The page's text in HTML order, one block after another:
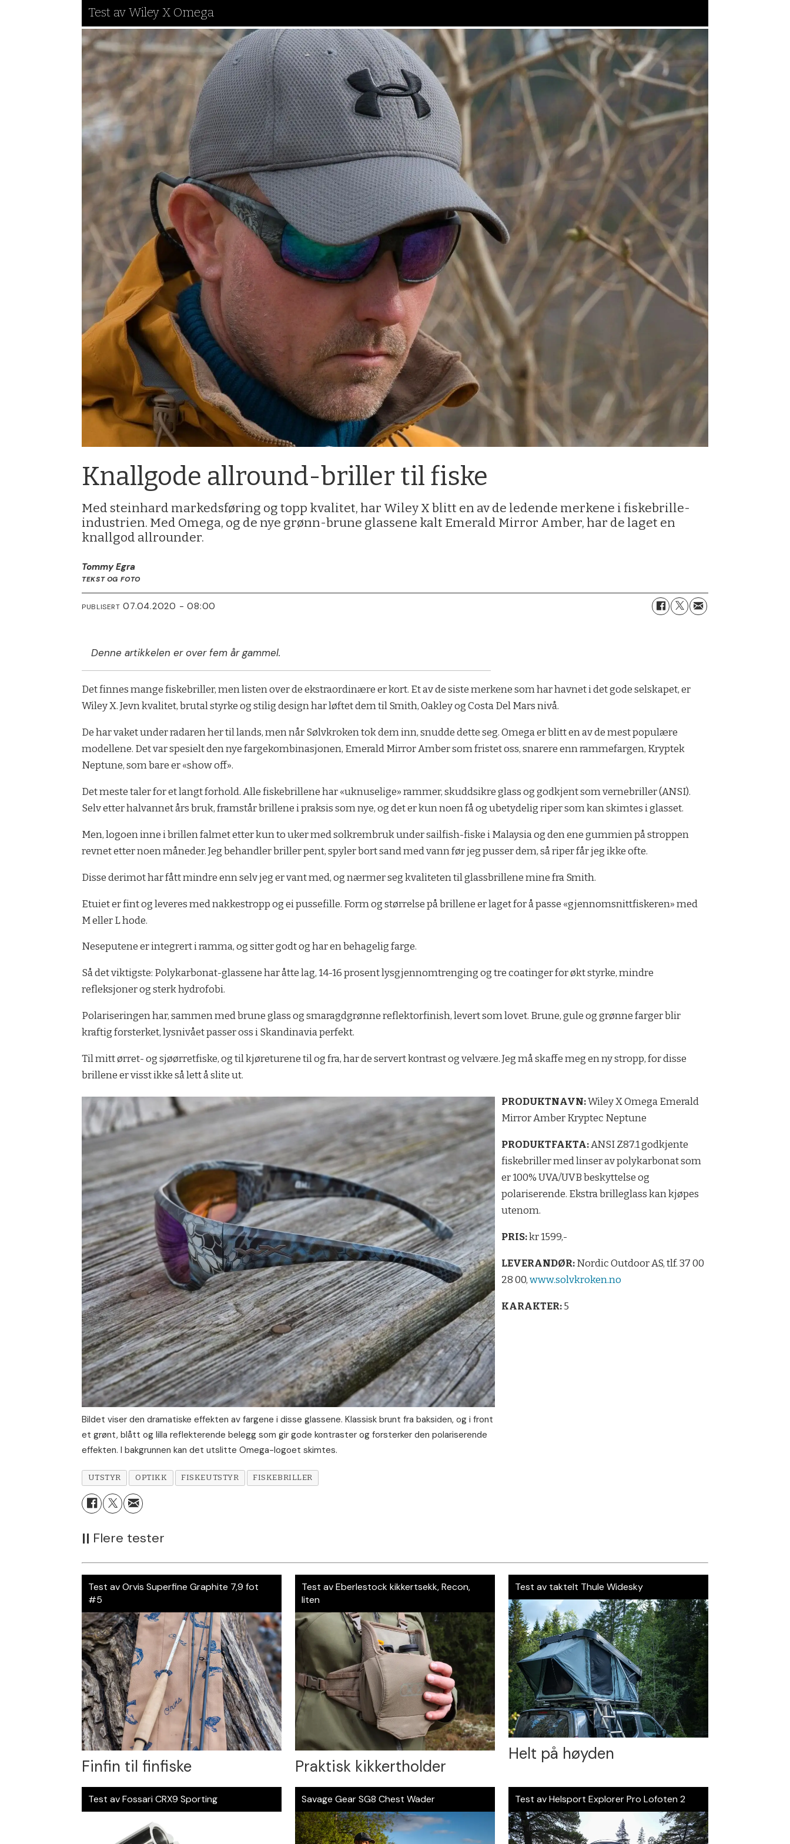
Test av Wiley X Omega
Knallgode allround-briller til fiske
Med steinhard markedsføring og topp kvalitet, har Wiley X blitt en av de ledende merkene i fiskebrille-
industrien. Med Omega, og de nye grønn-brune glassene kalt Emerald Mirror Amber, har de laget en
knallgod allrounder.
Tommy Egra
TEKST OG FOTO
PUBLISERT 07.04.2020 - 08:00
Denne artikkelen er over fem år gammel.
Det finnes mange fiskebriller, men listen over de ekstraordinære er kort. Et av de siste merkene som har havnet i det gode selskapet, er
Wiley X. Jevn kvalitet, brutal styrke og stilig design har løftet dem til Smith, Oakley og Costa Del Mars nivå.
De har vaket under radaren her til lands, men når Sølvkroken tok dem inn, snudde dette seg. Omega er blitt en av de mest populære
modellene. Det var spesielt den nye fargekombinasjonen, Emerald Mirror Amber som fristet oss, snarere enn rammefargen, Kryptek
Neptune, som bare er «show off».
Det meste taler for et langt forhold. Alle fiskebrillene har «uknuselige» rammer, skuddsikre glass og godkjent som vernebriller (ANSI).
Selv etter halvannet års bruk, framstår brillene i praksis som nye, og det er kun noen få og ubetydelig riper som kan skimtes i glasset.
Men, logoen inne i brillen falmet etter kun to uker med solkrembruk under sailfish-fiske i Malaysia og den ene gummien på stroppen
revnet etter noen måneder. Jeg behandler briller pent, spyler bort sand med vann før jeg pusser dem, så riper får jeg ikke ofte.
Disse derimot har fått mindre enn selv jeg er vant med, og nærmer seg kvaliteten til glassbrillene mine fra Smith.
Etuiet er fint og leveres med nakkestropp og ei pussefille. Form og størrelse på brillene er laget for å passe «gjennomsnittfiskeren» med
M eller L hode.
Neseputene er integrert i ramma, og sitter godt og har en behagelig farge.
Så det viktigste: Polykarbonat-glassene har åtte lag, 14-16 prosent lysgjennomtrenging og tre coatinger for økt styrke, mindre
refleksjoner og sterk hydrofobi.
Polariseringen har, sammen med brune glass og smaragdgrønne reflektorfinish, levert som lovet. Brune, gule og grønne farger blir
kraftig forsterket, lysnivået passer oss i Skandinavia perfekt.
Til mitt ørret- og sjøørretfiske, og til kjøreturene til og fra, har de servert kontrast og velvære. Jeg må skaffe meg en ny stropp, for disse
brillene er visst ikke så lett å slite ut.
Bildet viser den dramatiske effekten av fargene i disse glassene. Klassisk brunt fra baksiden, og i front
et grønt, blått og lilla reflekterende belegg som gir gode kontraster og forsterker den polariserende
effekten. I bakgrunnen kan det utslitte Omega-logoet skimtes.
PRODUKTNAVN:Wiley X Omega Emerald
Mirror Amber Kryptec Neptune
PRODUKTFAKTA:ANSI Z87.1 godkjente
fiskebriller med linser av polykarbonat som
er 100% UVA/UVB beskyttelse og
polariserende. Ekstra brilleglass kan kjøpes
utenom.
PRIS:kr 1599,-
LEVERANDØR:Nordic Outdoor AS, tlf. 37 00
28 00,www.solvkroken.no
KARAKTER:5
UTSTYR OPTIKK FISKEUTSTYR FISKEBRILLER
|| Flere tester
Test av Orvis Superfine Graphite 7,9 fot
#5
Finfin til finfiske
Test av Eberlestock kikkertsekk, Recon,
liten
Praktisk kikkertholder
Test av taktelt Thule Widesky
Helt på høyden
Test av Fossari CRX9 Sporting Savage Gear SG8 Chest Wader Test av Helsport Explorer Pro Lofoten 2